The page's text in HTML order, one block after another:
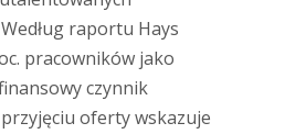
raportu Hays
pracowników jako
czynnik
oferty wskazuje